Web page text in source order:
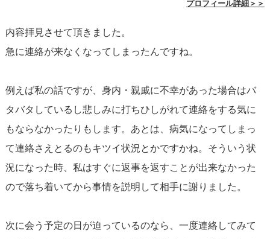
す。アプローチする際のポイントとして、相手の反応をじ
っくりと観察する ことが大事です。既読無視の期間が長く
興味が薄れている可能性があります。しかし、まだ一度の
既読無視だけで判断するには時期尚早。次の約束に向け
て、焦らず、相手に配慮したコミュニケーションを心掛け
てください。
結局のところ、相手の状況や気持ちには限界まで配慮しつ
スが大切です。安易な追いLINEで相手にプレッシャーを与
プロフィール詳細＞＞
内容拝見させて頂きました。
急に連絡が来なくなってしまったんですね。
例えば私の話ですが、身内・親戚に不幸があった場合はバ
タバタしているし悲しみに打ちひしがれて連絡をする気に
もならなかったりもします。あとは、病気になってしまっ
て連絡さえとるのもキツイ状況とかですかね。そういう状
況になった時、私はすぐに返事を返すことが出来なかった
ので落ち着いてから事情を説明して相手に謝りました。
次に会う予定の日が迫っているのなら、一度連絡してみて